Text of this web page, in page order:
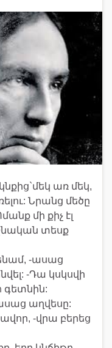
առ մեկ,
Նրանց մեծը
մի քիչ էլ
տեսք
-ասաց
-Դա կսկսվի
գետնին:
աղվեսը:
-վրա բերեց